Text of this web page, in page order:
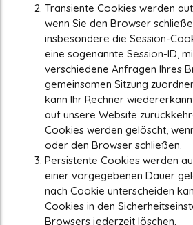
Transiente Cookies werden
wenn Sie den Browser
insbesondere die Session-
eine sogenannte Session-ID,
verschiedene Anfragen Ihres
gemeinsamen Sitzung
kann Ihr Rechner
auf unsere Website
Cookies werden gelöscht,
oder den Browser schließen.
Persistente Cookies werden
einer vorgegebenen Dauer
nach Cookie unterscheiden
Cookies in den
Browsers jederzeit löschen.